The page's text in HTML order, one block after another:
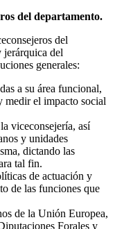
del departamento.
del
jerárquica del
generales:
a su área funcional,
medir el impacto social
viceconsejería, así
y unidades
dictando las
tal fin.
de actuación y
de las funciones que
de la Unión Europea,
Forales y